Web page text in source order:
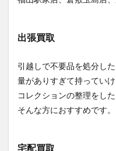
出張買取
引越しで不要品を処分し
量がありすぎて持ってい
コレクションの整理をし
そんな方におすすめです。
宅配買取